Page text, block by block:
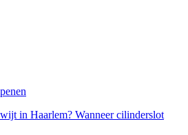
in Haarlem? Wanneer cilinderslot